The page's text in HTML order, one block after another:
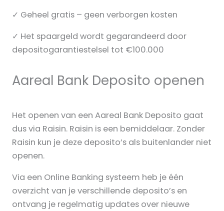
✓ Geheel gratis – geen verborgen kosten
✓ Het spaargeld wordt gegarandeerd door
depositogarantiestelsel tot €100.000
Aareal Bank Deposito openen
Het openen van een Aareal Bank Deposito gaat
dus via Raisin. Raisin is een bemiddelaar. Zonder
Raisin kun je deze deposito’s als buitenlander niet
openen.
Via een Online Banking systeem heb je één
overzicht van je verschillende deposito’s en
ontvang je regelmatig updates over nieuwe